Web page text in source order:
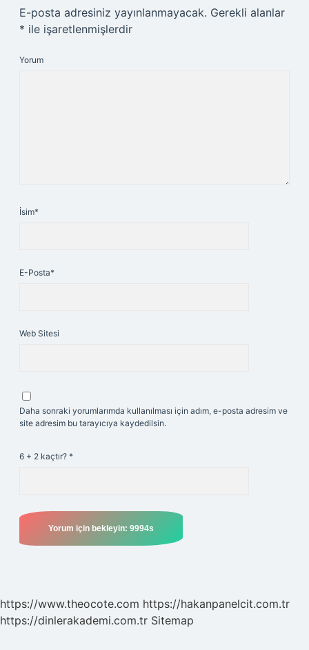
E-posta adresiniz yayınlanmayacak. Gerekli alanlar
* ile işaretlenmişlerdir
Yorum
İsim*
E-Posta*
Web Sitesi
Daha sonraki yorumlarımda kullanılması için adım, e-posta adresim ve
site adresim bu tarayıcıya kaydedilsin.
6 + 2 kaçtır? *
https://www.theocote.com https://hakanpanelcit.com.tr
https://dinlerakademi.com.tr Sitemap